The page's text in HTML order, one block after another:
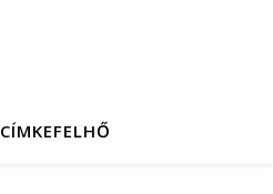
CÍMKEFELHŐ